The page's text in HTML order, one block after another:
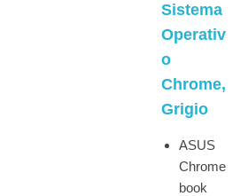
Sistema
Operativ
o
Chrome,
Grigio
ASUS
Chrome
book